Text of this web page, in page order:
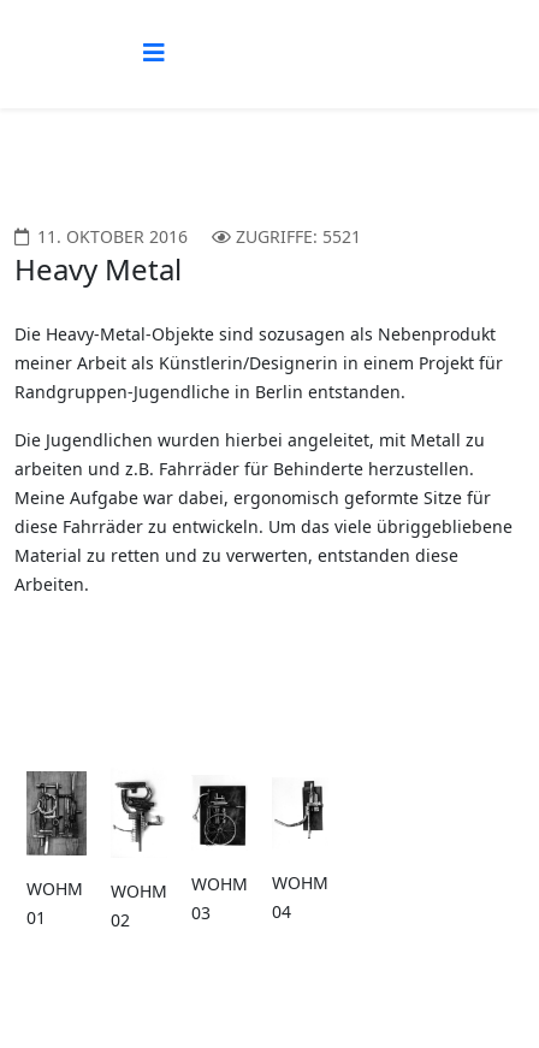
11. OKTOBER 2016 ZUGRIFFE: 5521
Heavy Metal
Die Heavy-Metal-Objekte sind sozusagen als Nebenprodukt
meiner Arbeit als Künstlerin/Designerin in einem Projekt für
Randgruppen-Jugendliche in Berlin entstanden.
Die Jugendlichen wurden hierbei angeleitet, mit Metall zu
arbeiten und z.B. Fahrräder für Behinderte herzustellen.
Meine Aufgabe war dabei, ergonomisch geformte Sitze für
diese Fahrräder zu entwickeln. Um das viele übriggebliebene
Material zu retten und zu verwerten, entstanden diese
Arbeiten.
WOHM
01
WOHM
02
WOHM
03
WOHM
04